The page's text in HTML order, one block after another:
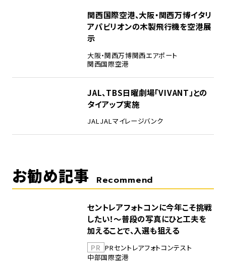
関西国際空港、大阪・関西万博イタリ
アパビリオンの木製飛行機を空港展
示
大阪・関西万博関西エアポート
関西国際空港
JAL、TBS日曜劇場「VIVANT」との
タイアップ実施
JALJALマイレージバンク
お勧め記事 Recommend
セントレアフォトコンに今年こそ挑戦
したい！～普段の写真にひと工夫を
加えることで、入選も狙える
PR PRセントレアフォトコンテスト
中部国際空港